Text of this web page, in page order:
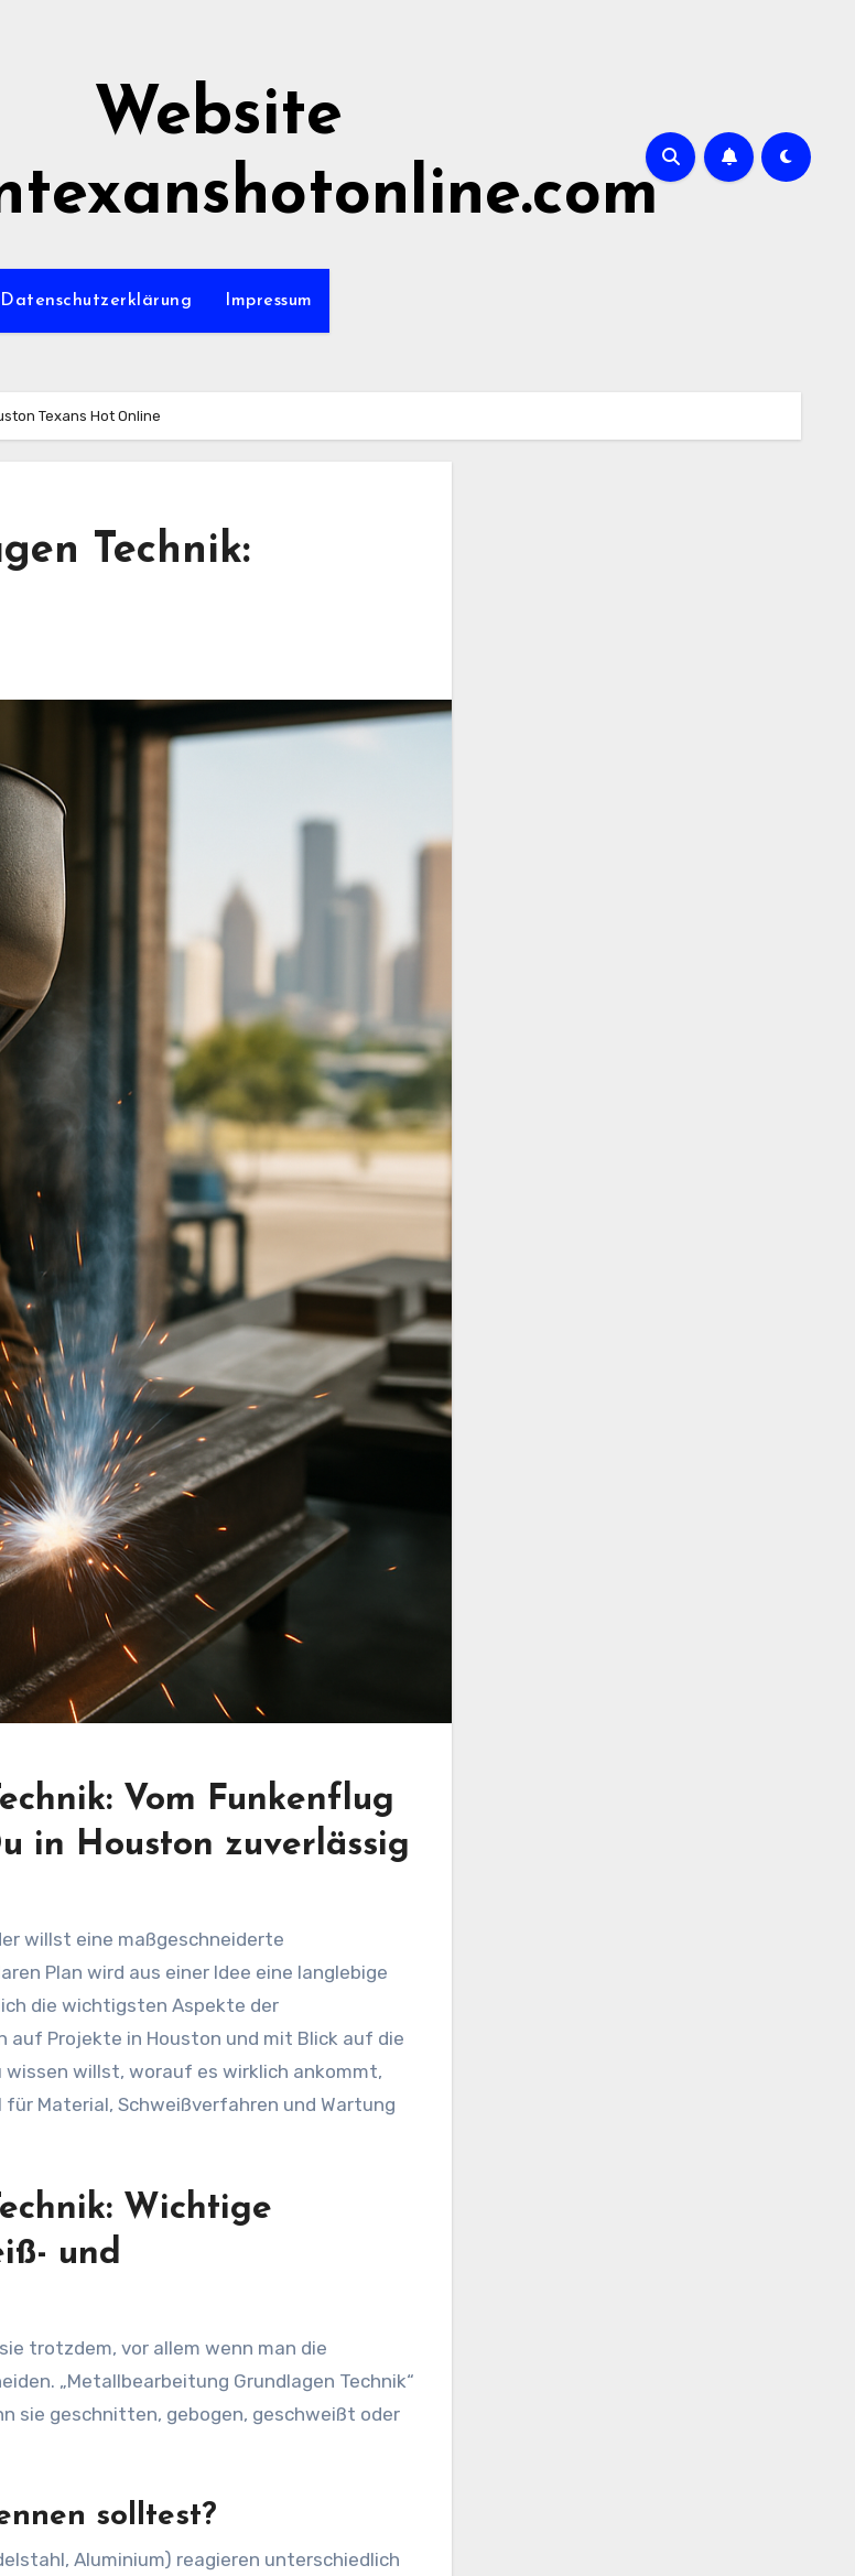
Website
Datenschutzerklärung Impressum
Texans Hot Online
Technik:
Vom Funkenflug
in Houston zuverlässig
willst eine maßgeschneiderte
Plan wird aus einer Idee eine langlebige
die wichtigsten Aspekte der
auf Projekte in Houston und mit Blick auf die
wissen willst, worauf es wirklich ankommt,
Material, Schweißverfahren und Wartung
Wichtige
und
trotzdem, vor allem wenn man die
„Metallbearbeitung Grundlagen Technik“
sie geschnitten, gebogen, geschweißt oder
solltest?
Aluminium) reagieren unterschiedlich